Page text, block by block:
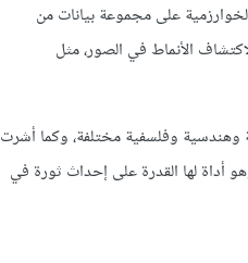
على مجموعة بيانات من
الأنماط في الصور، مثل
وفلسفية مختلفة، وكما أشرت
أداة لها القدرة على إحداث ثورة في